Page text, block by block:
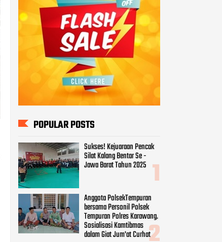
POPULAR POSTS
Sukses! Kejuaraan Pencak
Silat Kalang Bentar Se -
Jawa Barat Tahun 2025
Anggota PolsekTempuran
bersama Personil Polsek
Tempuran Polres Karawang.
Sosialisasi Kamtibmas
dalam Giat Jum'at Curhat